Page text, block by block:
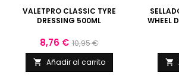
VALETPRO CLASSIC TYRE
DRESSING 500ML
Precio
8,76 € Precio
base
10,95 €
 Añadir al carrito
WHEEL
